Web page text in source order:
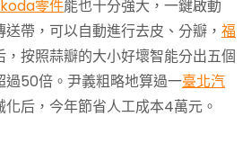
零件能也十分強大，一鍵啟動
帶，可以自動進行去皮、分瓣， 福
，按照蒜瓣的大小好壞智能分出五個
過50倍。尹義粗略地算過一臺北汽
后，今年節省人工成本4萬元。